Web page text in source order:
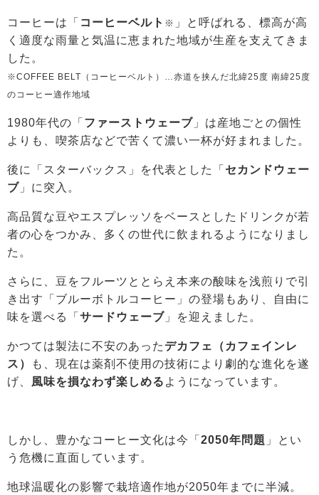
コーヒーは「 コーヒーベルト ※ 」と呼ばれる、標高が高
く適度な雨量と気温に恵まれた地域が生産を支えてきま
した。
※COFFEE BELT（コーヒーベルト）…赤道を挟んだ北緯25度 南緯25度
のコーヒー適作地域
1980年代の「 ファーストウェーブ 」は産地ごとの個性
よりも、喫茶店などで苦くて濃い一杯が好まれました。
後に「スターバックス」を代表とした「 セカンドウェー
ブ 」に突入。
高品質な豆やエスプレッソをベースとしたドリンクが若
者の心をつかみ、多くの世代に飲まれるようになりまし
た。
さらに、豆をフルーツととらえ本来の酸味を浅煎りで引
き出す「ブルーボトルコーヒー」の登場もあり、自由に
味を選べる「 サードウェーブ 」を迎えました。
かつては製法に不安のあった デカフェ（カフェインレ
ス）
も、現在は薬剤不使用の技術により劇的な進化を遂
げ、 風味を損なわず楽しめる ようになっています。
しかし、豊かなコーヒー文化は今「 2050年問題 」とい
う危機に直面しています。
地球温暖化の影響で栽培適作地が2050年までに半減。